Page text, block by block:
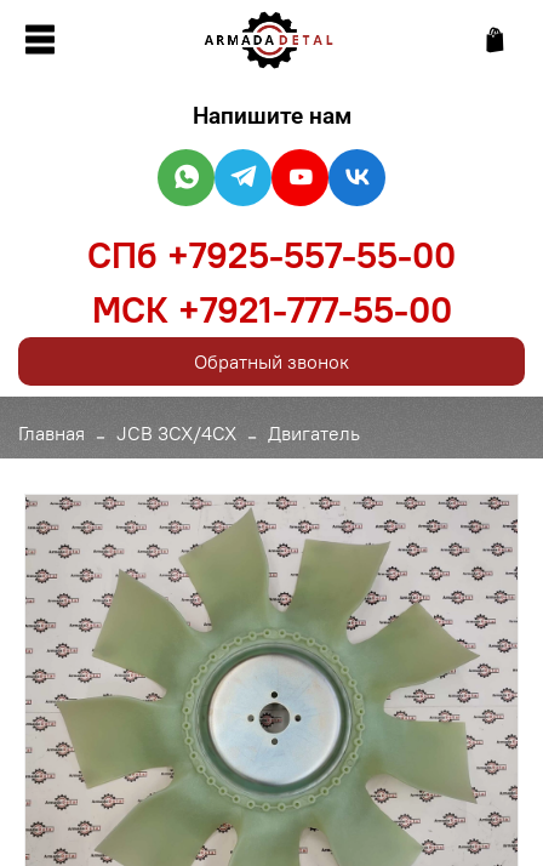
Главная JCB 3CX/4CX Двигатель
Напишите нам
СПб +7925-557-55-00
МСК +7921-777-55-00
Обратный звонок